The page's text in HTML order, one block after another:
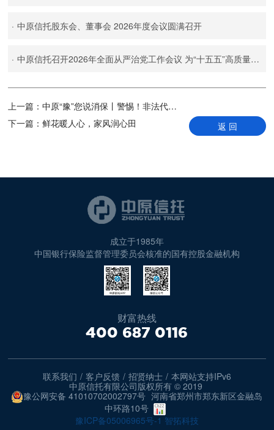
· 中原信托股东会、董事会 2026年度会议圆满召开
· 中原信托召开2026年全面从严治党工作会议 为“十五五”高质量发展提供坚强政治保障
上一篇：中原“豫”您说消保丨警惕！非法代理维权背后的陷阱
下一篇：鲜花暖人心，家风润心田 返 回
成立于1985年
中国银行保险监督管理委员会核准的国有控股金融机构
财富热线
400 687 0116
联系我们 / 客户反馈 / 招贤纳士 / 本网站支持IPv6
中原信托有限公司版权所有 © 2019
豫公网安备 41010702002797号 河南省郑州市郑东新区金融岛
中环路10号
豫ICP备05006965号-1 智拓科技